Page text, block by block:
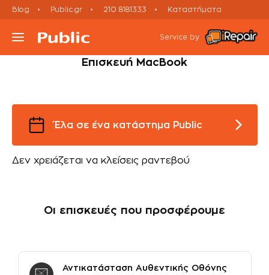
Blog Public.gr 210 8181333 Καταστήματα
Μεταχειρισμένες Συσκευές
Ραντεβού Εxpress Επισκευής
Service by
Laptop Εκτός εγγύησης Macbook Repair Services
Επισκευή MacBook
Έλα σε ένα κατάστημα Public
Δεν χρειάζεται να κλείσεις ραντεβού
Οι επισκευές που προσφέρουμε
Αντικατάσταση Αυθεντικής Οθόνης